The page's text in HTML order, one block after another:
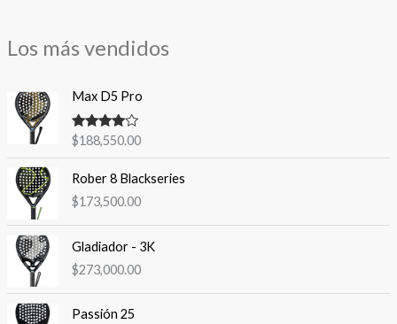
Los más vendidos
Max D5 Pro
Valorado
con
4.00
$188,550.00
Rober 8 Blackseries
$173,500.00
Gladiador - 3K
$273,000.00
Passión 25